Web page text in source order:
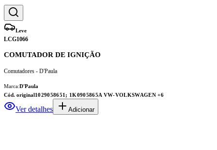
Leve
LCG1066
COMUTADOR DE IGNIÇÃO
Comutadores - D'Paula
Marca:D'Paula
Cód. original1029058651; 1K0905865A VW-VOLKSWAGEN+6
Ver detalhes Adicionar